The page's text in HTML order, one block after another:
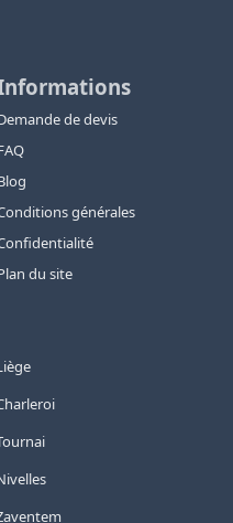
de devis
générales
du site